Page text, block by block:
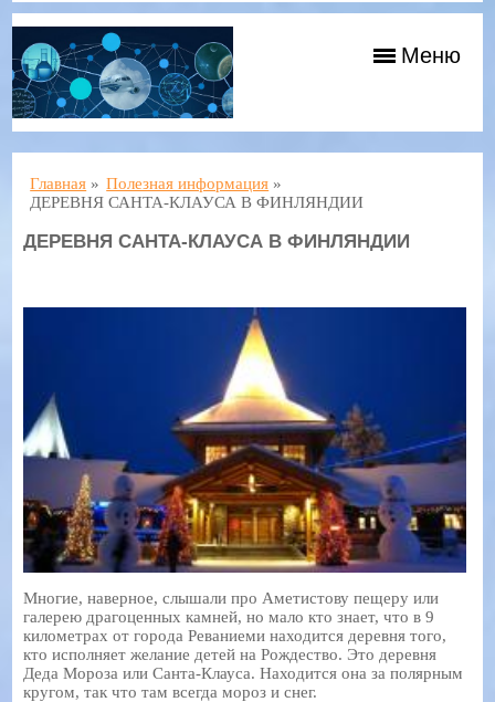
Меню
Главная » Полезная информация »
ДЕРЕВНЯ САНТА-КЛАУСА В ФИНЛЯНДИИ
ДЕРЕВНЯ САНТА-КЛАУСА В ФИНЛЯНДИИ
Многие, наверное, слышали про Аметистову пещеру или
галерею драгоценных камней, но мало кто знает, что в 9
километрах от города Реваниеми находится деревня того,
кто исполняет желание детей на Рождество. Это деревня
Деда Мороза или Санта-Клауса. Находится она за полярным
кругом, так что там всегда мороз и снег.